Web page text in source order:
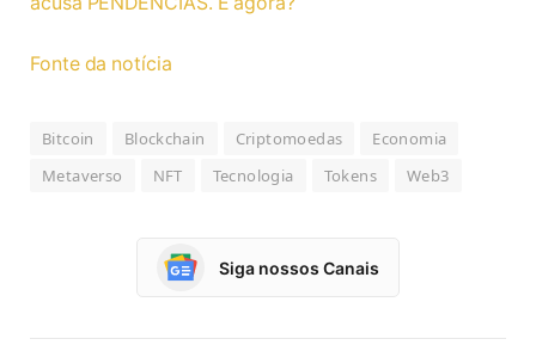
Fonte da notícia
Bitcoin Blockchain Criptomoedas
Economia
Metaverso
NFT Tecnologia Tokens Web3
Siga nossos Canais